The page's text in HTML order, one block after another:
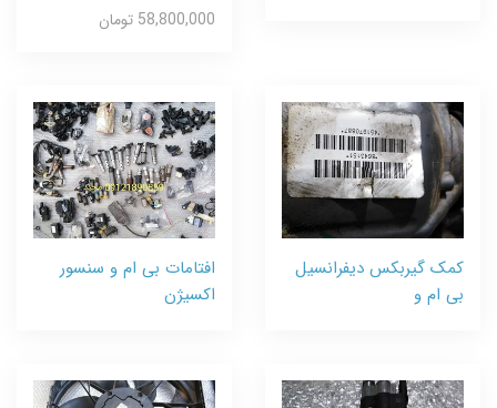
58,800,000 تومان
کمک گیربکس دیفرانسیل
بی ام و
افتامات بی ام و سنسور
اکسیژن